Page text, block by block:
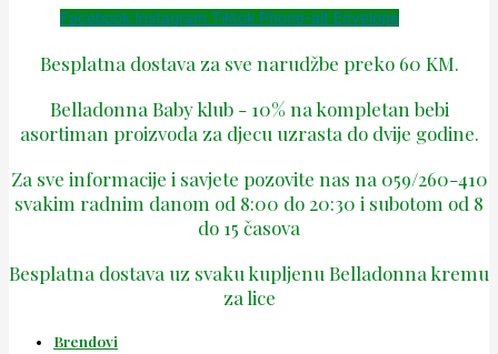
Facebook Instagram Tiktok Phone-alt Envelope
Besplatna dostava za sve narudžbe preko 60 KM.
Belladonna Baby klub - 10% na kompletan bebi
asortiman proizvoda za djecu uzrasta do dvije godine.
Za sve informacije i savjete pozovite nas na 059/260-410
svakim radnim danom od 8:00 do 20:30 i subotom od 8
do 15 časova
Besplatna dostava uz svaku kupljenu Belladonna kremu
za lice
Brendovi